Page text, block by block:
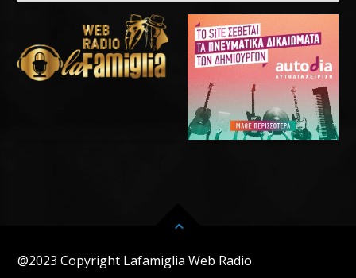
@2023 Copyright Lafamiglia Web Radio